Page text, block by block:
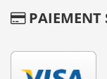
PAIEMENT